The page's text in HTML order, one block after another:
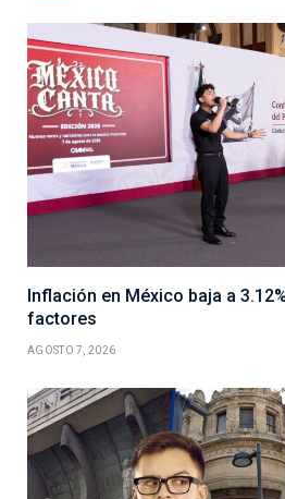
Inflación en México baja a
factores
AGOSTO 7, 2026